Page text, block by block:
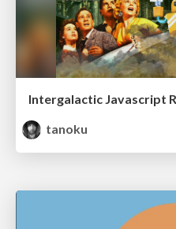
Intergalactic Javascript
tanoku